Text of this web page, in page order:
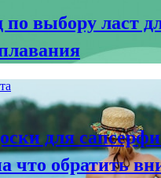
выбору ласт
для
что обратить